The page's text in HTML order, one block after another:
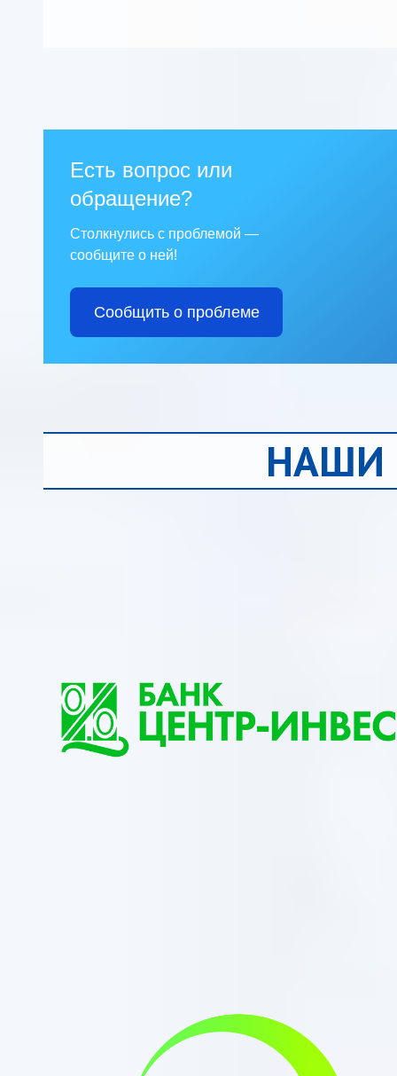
Есть вопрос или
обращение?
Столкнулись с проблемой —
сообщите о ней!
Сообщить о проблеме
НАШИ